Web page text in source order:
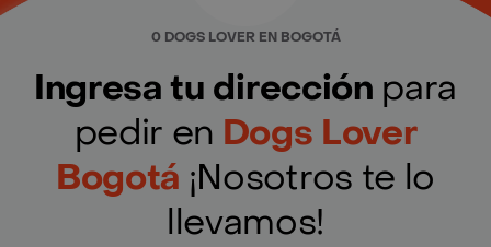
0 DOGS LOVER EN BOGOTÁ
Ingresa tu dirección para
pedir en Dogs Lover
Bogotá ¡Nosotros te lo
llevamos!